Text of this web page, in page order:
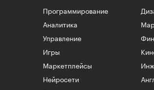
Программирование
Аналитика
Управление
Игры
Маркетплейсы
Нейросети